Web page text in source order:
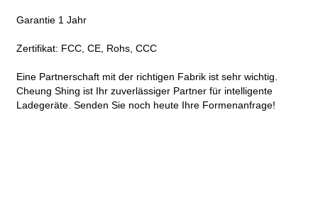
Garantie 1 Jahr
Zertifikat: FCC, CE, Rohs, CCC
Eine Partnerschaft mit der richtigen Fabrik ist sehr wichtig.
Cheung Shing ist Ihr zuverlässiger Partner für intelligente
Ladegeräte. Senden Sie noch heute Ihre Formenanfrage!